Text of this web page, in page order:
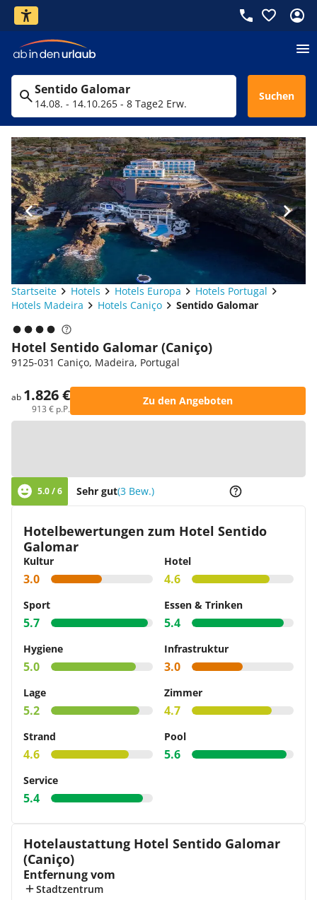
Sentido Galomar
14.08. - 14.10.265 - 8 Tage2 Erw.
Suchen
Startseite Hotels Hotels Europa
Hotels Portugal
Hotels Madeira
Hotels Caniço Sentido Galomar
Hotel Sentido Galomar (Caniço)
9125-031 Caniço, Madeira, Portugal
ab 1.826 €
913 € p.P.
Zu den Angeboten
5.0 / 6 Sehr gut(3 Bew.)
Hotelbewertungen zum Hotel Sentido
Galomar
Kultur
3.0
Hotel
4.6
Sport
5.7
Essen & Trinken
5.4
Hygiene
5.0
Infrastruktur
3.0
Lage
5.2
Zimmer
4.7
Strand
4.6
Pool
5.6
Service
5.4
Hotelaustattung Hotel Sentido Galomar
(Caniço)
Entfernung vom
Stadtzentrum